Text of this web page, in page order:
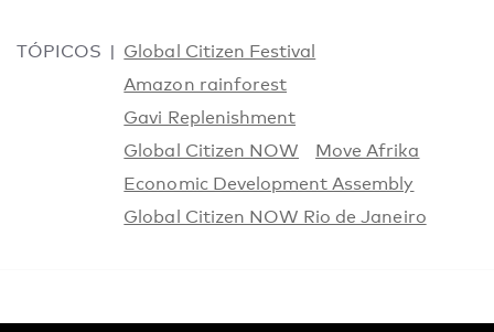
TÓPICOS
Global Citizen Festival
Amazon rainforest
Gavi Replenishment
Global Citizen NOW
Move Afrika
Economic Development Assembly
Global Citizen NOW Rio de Janeiro